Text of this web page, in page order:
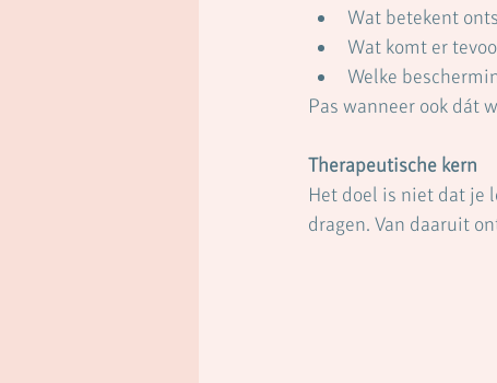
Wat betekent
Wat komt er
Welke
Pas wanneer ook dát
Therapeutische kern
Het doel is niet dat je
dragen. Van daaruit